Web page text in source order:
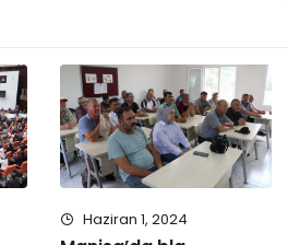
Haziran 1, 2024